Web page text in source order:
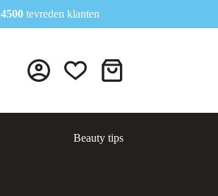
4500tevreden klanten
Winkelwagen
Beauty tips